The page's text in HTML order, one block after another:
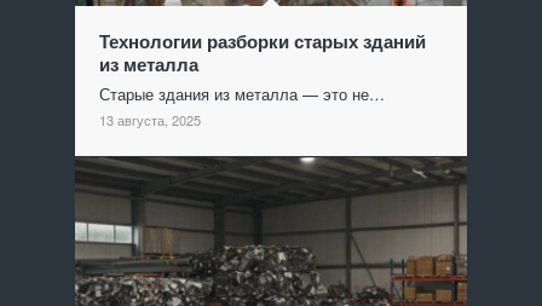
Технологии разборки старых зданий
из металла
Старые здания из металла — это не…
13 августа, 2025